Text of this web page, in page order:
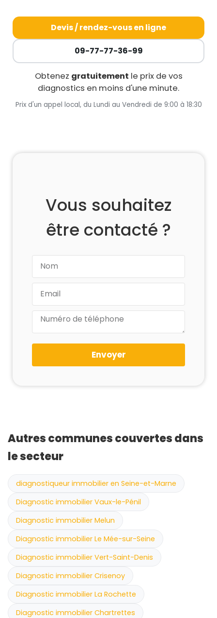
Devis / rendez-vous en ligne
09-77-77-36-99
Obtenez gratuitement le prix de vos
diagnostics en moins d'une minute.
Prix d'un appel local, du Lundi au Vendredi de 9:00 à 18:30
Vous souhaitez
être contacté ?
Envoyer
Autres communes couvertes dans
le secteur
diagnostiqueur immobilier en Seine-et-Marne
Diagnostic immobilier Vaux-le-Pénil
Diagnostic immobilier Melun
Diagnostic immobilier Le Mée-sur-Seine
Diagnostic immobilier Vert-Saint-Denis
Diagnostic immobilier Crisenoy
Diagnostic immobilier La Rochette
Diagnostic immobilier Chartrettes